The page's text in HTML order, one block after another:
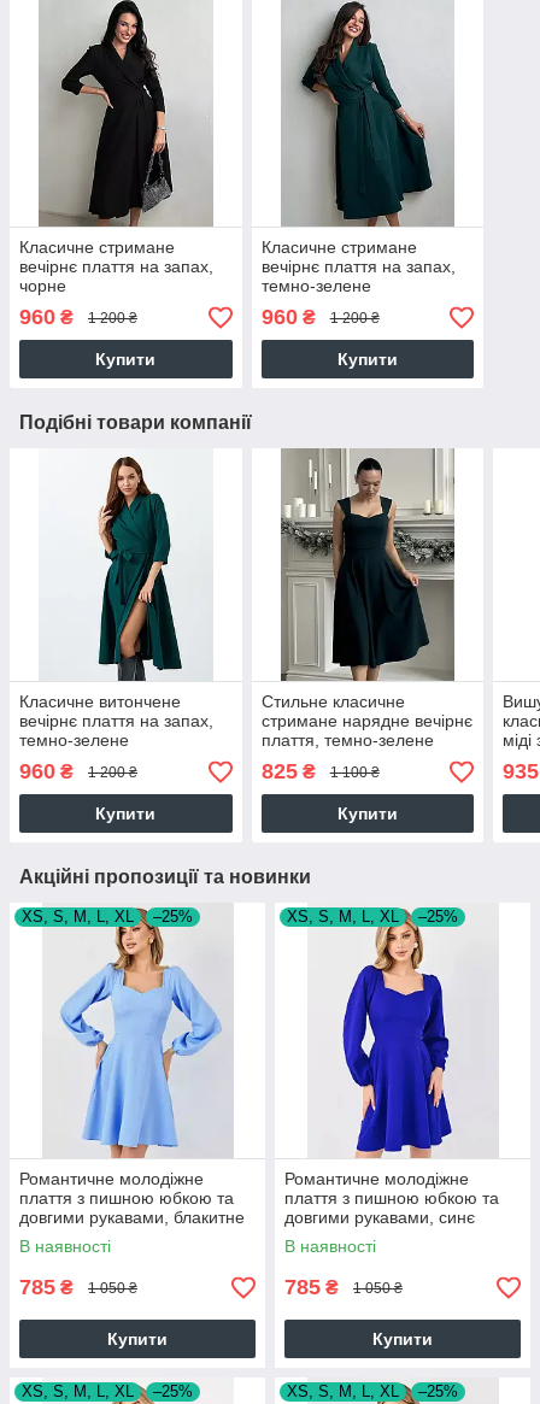
Класичне стримане
вечірнє плаття на запах,
чорне
960 ₴ 1 200 ₴
Купити
Класичне стримане
вечірнє плаття на запах,
темно-зелене
960₴ 1 200 ₴
Купити
Подібні товари компанії
Класичне витончене
вечірнє плаття на запах,
темно-зелене
960 ₴ 1 200 ₴
Купити
Стильне класичне
стримане нарядне вечірнє
плаття, темно-зелене
825₴ 1 100 ₴
Купити
935
Акційні пропозиції та новинки
XS, S, M, L, XL –25%
Романтичне молодіжне
плаття з пишною юбкою та
довгими рукавами, блакитне
В наявності
785 ₴ 1 050 ₴
Купити
XS, S, M, L, XL –25%
Романтичне молодіжне
плаття з пишною юбкою та
довгими рукавами, синє
В наявності
785 ₴ 1 050 ₴
Купити
XS, S, M, L, XL –25% XS, S, M, L, XL –25%